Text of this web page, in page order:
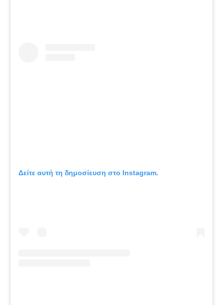
Δείτε αυτή τη δημοσίευση στο Instagram.